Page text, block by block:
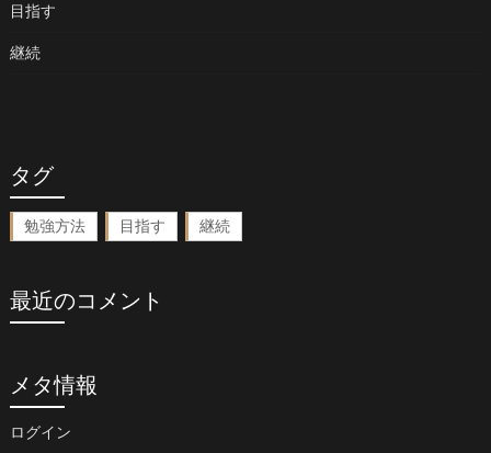
目指す
継続
タグ
勉強方法 目指す 継続
最近のコメント
メタ情報
ログイン